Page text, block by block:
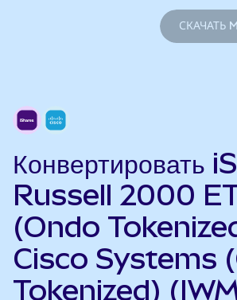
СКАЧАТЬ
Конвертировать
Russell 2000
(Ondo
Cisco Systems
Tokenized)